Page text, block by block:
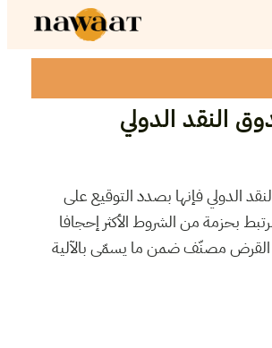
النقد الدولي
الدولي فإنها بصدد التوقيع على
وهو بقيمة 2،8 مليار دولار ومرتبط بحزمة من الشروط الأكثر إحجافا
القرض مصنّف ضمن ما يسمّى بالآلية